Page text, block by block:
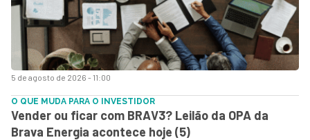
5 de agosto de 2026 - 11:00
O QUE MUDA PARA O INVESTIDOR
Vender ou ficar com BRAV3? Leilão da OPA da
Brava Energia acontece hoje (5)